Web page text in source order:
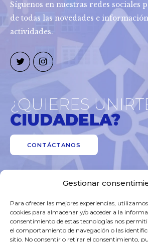
Gestionar
Para ofrecer las mejores experiencias,
cookies para almacenar y/o acceder a la
consentimiento de estas tecnologías nos
el comportamiento de navegación o las
sitio. No consentir o retirar el consentimiento,
Síguenos en nuestras redes sociales
de todas las novedades e
actividades.
¿QUIERES
CIUDADELA?
CONTÁCTANOS
Aviso Legal